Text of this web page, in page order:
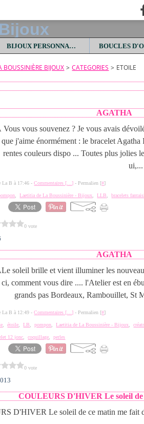
BIJOUX PERSONNALISES
BOUSSINIÈRE BIJOUX > CATEGORIES > ETOILE
AGATHA
Vous vous souvenez ? Je vous avais
que j'aime énormément : le bracelet
rentes couleurs dispo ... Toutes plus jolies
ui,...
La B à 17:46 -Commentaires [ …] - Permalien [#]
,Laetitia de La Boussinière - Bijoux ,LLB ,bracelets
0 vote
AGATHA
Le soleil brille et vient illuminer les
ci, comment vous dire .... l'Atelier est en
grands pas Bordeaux, Rambouillet, St
La B à 12:49 -Commentaires [ …] - Permalien [#]
,étoile ,LB ,pompon ,Laetitia de La Boussinière - Bijoux ,
12 jonc ,coquillage ,perles
0 vote
COULEURS D'HIVER Le soleil de